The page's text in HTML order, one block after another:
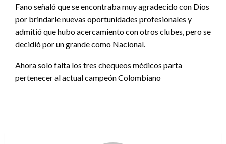
Fano señaló que se encontraba muy agradecido con Dios
por brindarle nuevas oportunidades profesionales y
admitió que hubo acercamiento con otros clubes, pero se
decidió por un grande como Nacional.
Ahora solo falta los tres chequeos médicos parta
pertenecer al actual campeón Colombiano